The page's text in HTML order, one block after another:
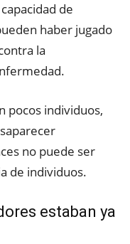
de
haber jugado
la
pocos individuos,
no puede ser
de individuos.
estaban ya